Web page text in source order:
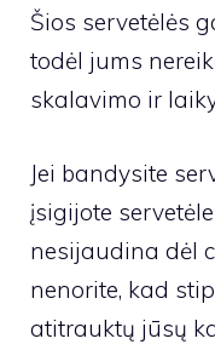
Šios servetėlės
todėl jums
skalavimo ir
Jei bandysite
įsigijote
nesijaudina dėl
nenorite, kad
atitrauktų jūsų